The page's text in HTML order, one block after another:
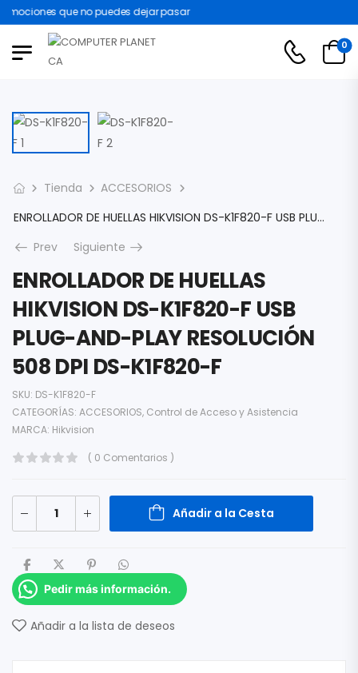
que no puedes dejar pasar
0
Tienda
ACCESORIOS
ENROLLADOR DE HUELLAS HIKVISION DS-K1F820-F USB PLUG-AND-PLAY RESOLUCIÓN 508 DPI DS-K1F820-F
Prev
Siguiente
ENROLLADOR DE HUELLAS
HIKVISION DS-K1F820-F USB
PLUG-AND-PLAY RESOLUCIÓN
508 DPI DS-K1F820-F
SKU: DS-K1F820-F
CATEGORÍAS: ACCESORIOS, Control de Acceso y Asistencia
MARCA: Hikvision
( 0 Comentarios )
Añadir a la Cesta
Pedir más información.
Añadir a la lista de deseos